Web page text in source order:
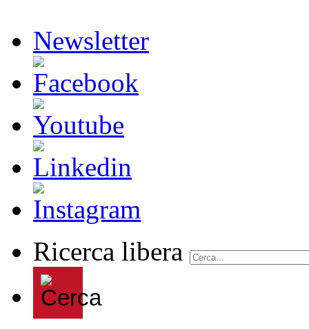
Newsletter
Ricerca libera